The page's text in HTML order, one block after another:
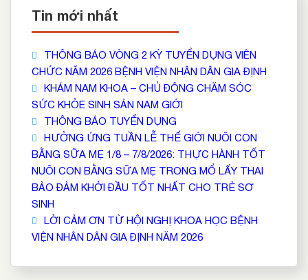
Tin mới nhất
THÔNG BÁO VÒNG 2 KỲ TUYỂN DỤNG VIÊN
CHỨC NĂM 2026 BỆNH VIỆN NHÂN DÂN GIA ĐỊNH
KHÁM NAM KHOA – CHỦ ĐỘNG CHĂM SÓC
SỨC KHỎE SINH SẢN NAM GIỚI
THÔNG BÁO TUYỂN DỤNG
HƯỞNG ỨNG TUẦN LỄ THẾ GIỚI NUÔI CON
BẰNG SỮA MẸ 1/8 – 7/8/2026: THỰC HÀNH TỐT
NUÔI CON BẰNG SỮA MẸ TRONG MỔ LẤY THAI
BẢO ĐẢM KHỞI ĐẦU TỐT NHẤT CHO TRẺ SƠ
SINH
LỜI CẢM ƠN TỪ HỘI NGHỊ KHOA HỌC BỆNH
VIỆN NHÂN DÂN GIA ĐỊNH NĂM 2026